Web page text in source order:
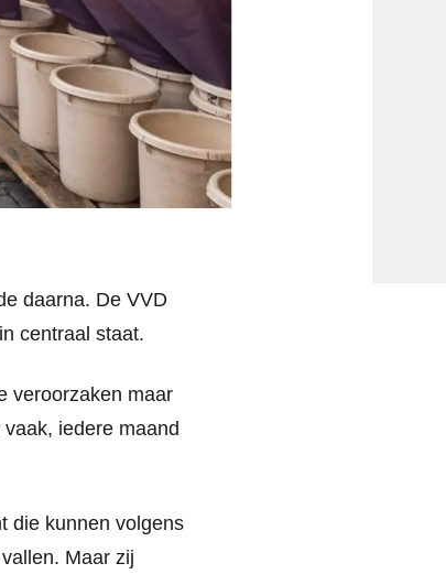
daarna. De VVD
centraal staat.
veroorzaken maar
iedere maand
die kunnen volgens
Maar zij